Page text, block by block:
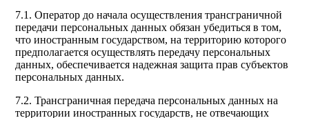
7.1. Оператор до начала осуществления трансграничной
передачи персональных данных обязан убедиться в том,
что иностранным государством, на территорию которого
предполагается осуществлять передачу персональных
данных, обеспечивается надежная защита прав субъектов
персональных данных.
7.2. Трансграничная передача персональных данных на
территории иностранных государств, не отвечающих